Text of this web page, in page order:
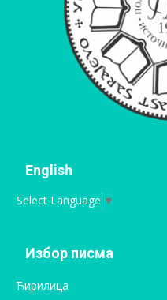
English
Select Language ▼
Избор писма
Ћирилица